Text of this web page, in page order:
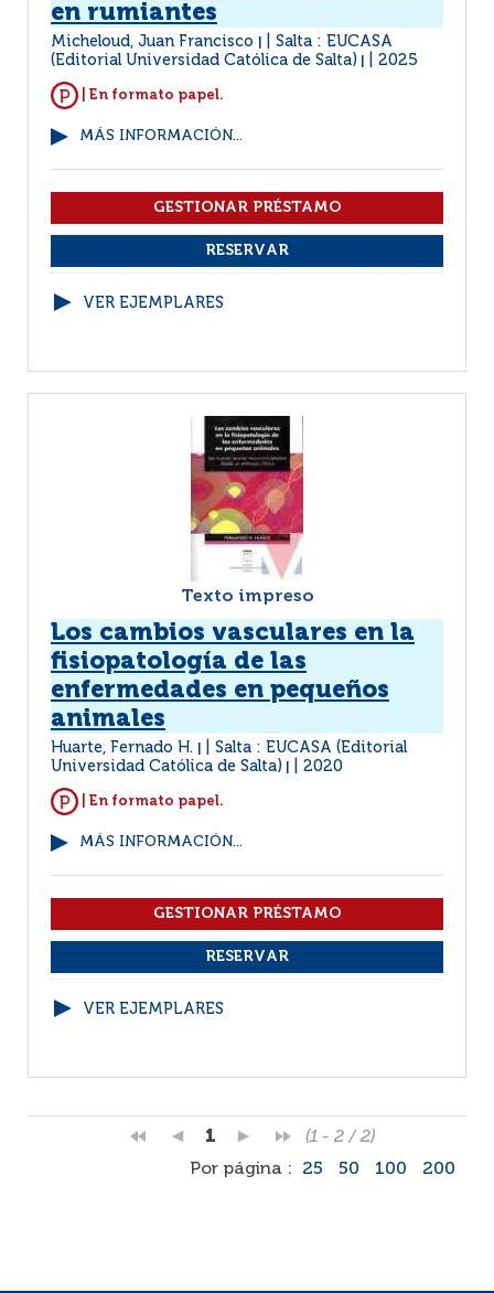
en rumiantes
Micheloud, Juan Francisco
Salta : EUCASA
(Editorial Universidad Católica de Salta)
2025
| En formato papel.
MÁS INFORMACIÓN...
VER EJEMPLARES
Texto impreso
Los cambios vasculares en la
fisiopatología de las
enfermedades en pequeños
animales
Huarte, Fernado H.
Salta : EUCASA (Editorial
Universidad Católica de Salta)
2020
| En formato papel.
MÁS INFORMACIÓN...
VER EJEMPLARES
1
(1 - 2 / 2)
Por página :
25 50 100 200